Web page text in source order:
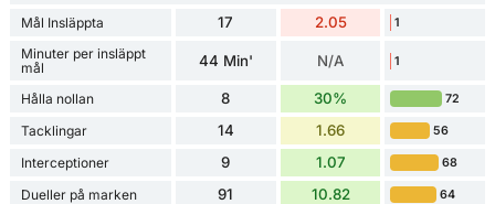
Mål Insläppta 17 2.05 1
Minuter per insläppt
mål
44 Min' N/A 1
Hålla nollan 8 30% 72
Tacklingar 14 1.66 56
Interceptioner 9 1.07 68
Dueller på marken 91 10.82 64